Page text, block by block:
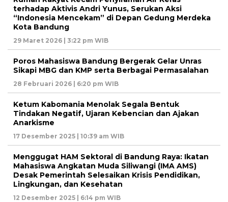
terhadap Aktivis Andri Yunus, Serukan Aksi
“Indonesia Mencekam” di Depan Gedung Merdeka
Kota Bandung
29 Maret 2026 | 3:22 pm WIB
Poros Mahasiswa Bandung Bergerak Gelar Unras
Sikapi MBG dan KMP serta Berbagai Permasalahan
28 Februari 2026 | 6:20 pm WIB
Ketum Kabomania Menolak Segala Bentuk
Tindakan Negatif, Ujaran Kebencian dan Ajakan
Anarkisme
17 Desember 2025 | 10:39 am WIB
Menggugat HAM Sektoral di Bandung Raya: Ikatan
Mahasiswa Angkatan Muda Siliwangi (IMA AMS)
Desak Pemerintah Selesaikan Krisis Pendidikan,
Lingkungan, dan Kesehatan
12 Desember 2025 | 6:14 pm WIB